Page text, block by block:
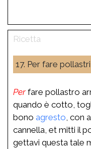
17. Per fare
Perfare pollastro
quando è cotto,
bono agresto , con
cannella, et mitti il
gettavi questa tale